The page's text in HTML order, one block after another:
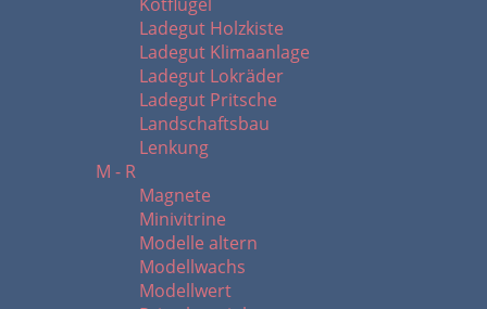
Ladegut Holzkiste
Ladegut Klimaanlage
Ladegut Lokräder
Ladegut Pritsche
Landschaftsbau
Lenkung
M - R
Magnete
Minivitrine
Modelle altern
Modellwachs
Modellwert